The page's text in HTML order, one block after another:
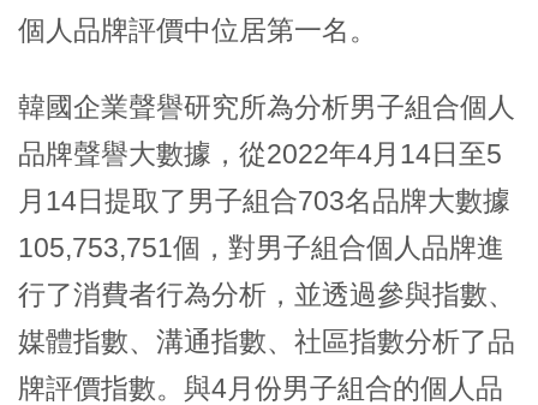
個人品牌評價中位居第一名。
韓國企業聲譽研究所為分析男子組合個人
品牌聲譽大數據，從2022年4月14日至5
月14日提取了男子組合703名品牌大數據
105,753,751個，對男子組合個人品牌進
行了消費者行為分析，並透過參與指數、
媒體指數、溝通指數、社區指數分析了品
牌評價指數。與4月份男子組合的個人品